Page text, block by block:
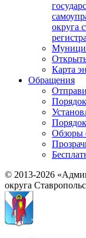
округа
Карта
Обращения
Обзоры
© 2013-2026
округа